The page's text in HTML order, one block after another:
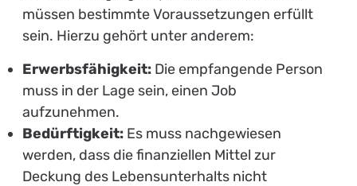
müssen bestimmte Voraussetzungen erfüllt
sein. Hierzu gehört unter anderem:
Erwerbsfähigkeit:Die empfangende Person
muss in der Lage sein, einen Job
aufzunehmen.
Bedürftigkeit:Es muss nachgewiesen
werden, dass die finanziellen Mittel zur
Deckung des Lebensunterhalts nicht